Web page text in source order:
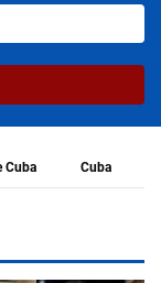
Cuba Cuba